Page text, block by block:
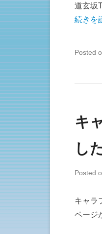
道玄坂
続きを
Posted
キ
し
Posted
キャラ
ページ